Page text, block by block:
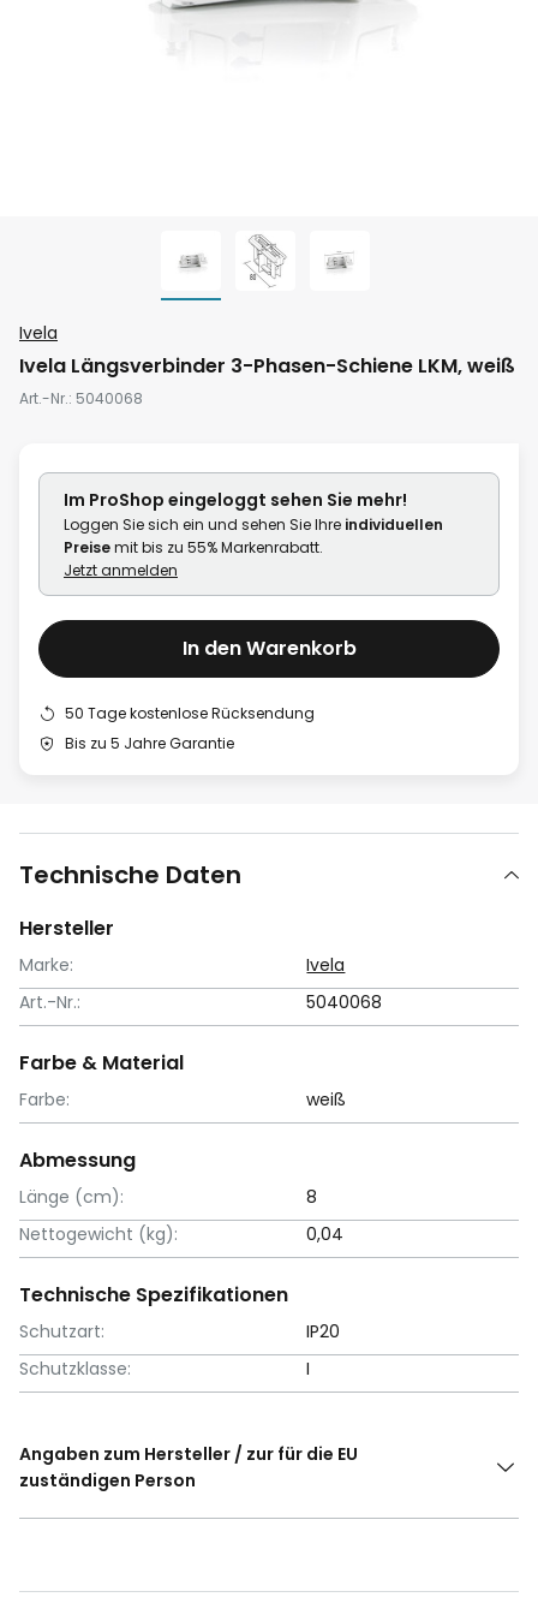
Anfang
der
Bildgalerie
Ivela
Ivela Längsverbinder 3-Phasen-Schiene LKM, weiß
Art.-Nr. 5040068
Im ProShop eingeloggt sehen Sie mehr!
Loggen Sie sich ein und sehen Sie Ihre individuellen
Preisemit bis zu 55% Markenrabatt.
Jetzt anmelden
In den Warenkorb
50 Tage kostenlose Rücksendung
Bis zu 5 Jahre Garantie
Technische Daten
Hersteller
Marke:
Ivela
Art.-Nr.:
5040068
Farbe & Material
Farbe: weiß
Abmessung
Länge (cm):
8
Nettogewicht (kg):
0,04
Technische Spezifikationen
Schutzart:
IP20
Schutzklasse:
I
Angaben zum Hersteller / zur für die EU
zuständigen Person